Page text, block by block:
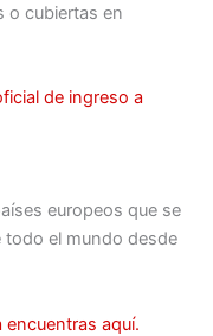
o cubiertas en
de ingreso a
europeos que se
todo el mundo desde
encuentras aquí.